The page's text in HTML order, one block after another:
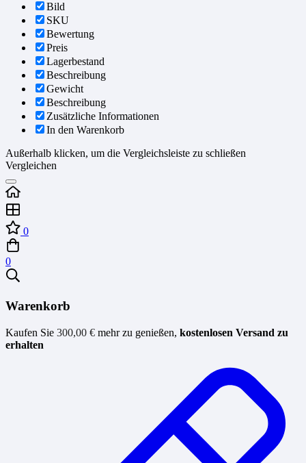
Bild
SKU
Bewertung
Preis
Lagerbestand
Beschreibung
Gewicht
Beschreibung
Zusätzliche Informationen
In den Warenkorb
Außerhalb klicken, um die Vergleichsleiste zu schließen
Vergleichen
0
0
Warenkorb
Kaufen Sie 300,00 € mehr zu genießen, kostenlosen Versand zu
erhalten